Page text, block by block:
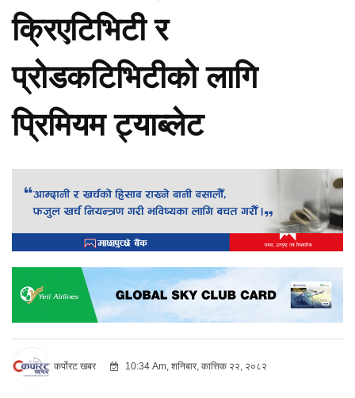
क्रिएटिभिटी र
प्रोडकटिभिटीको लागि
प्रिमियम ट्याब्लेट
कर्पोरट खबर 10:34 Am, शनिबार, कात्तिक २२, २०८२